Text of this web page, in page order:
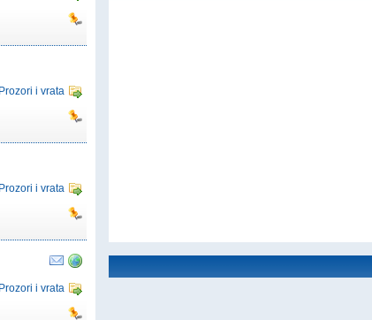
Prozori i vrata
Prozori i vrata
Prozori i vrata